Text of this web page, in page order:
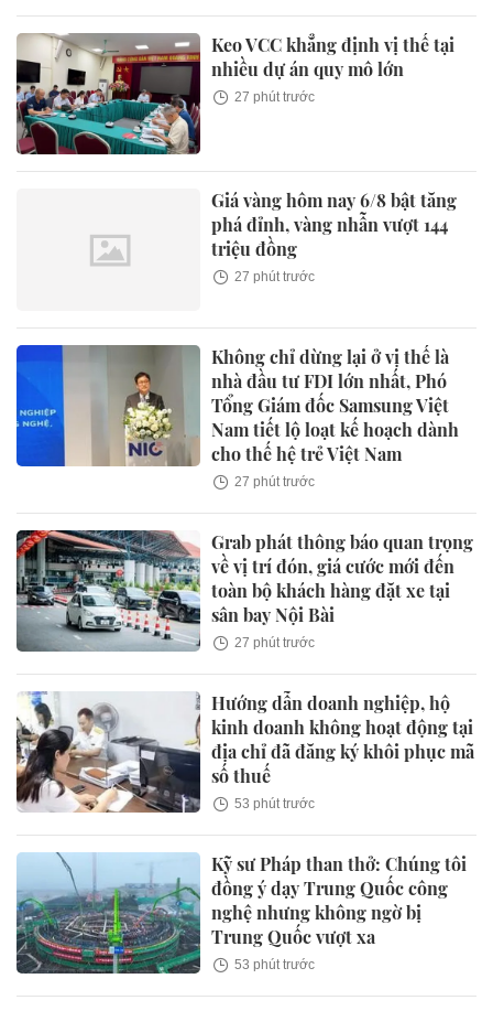
Keo VCC khẳng định vị thế tại
nhiều dự án quy mô lớn
27 phút trước
Giá vàng hôm nay 6/8 bật tăng
phá đỉnh, vàng nhẫn vượt 144
triệu đồng
27 phút trước
Không chỉ dừng lại ở vị thế là
nhà đầu tư FDI lớn nhất, Phó
Tổng Giám đốc Samsung Việt
Nam tiết lộ loạt kế hoạch dành
cho thế hệ trẻ Việt Nam
27 phút trước
Grab phát thông báo quan trọng
về vị trí đón, giá cước mới đến
toàn bộ khách hàng đặt xe tại
sân bay Nội Bài
27 phút trước
Hướng dẫn doanh nghiệp, hộ
kinh doanh không hoạt động tại
địa chỉ đã đăng ký khôi phục mã
số thuế
53 phút trước
Kỹ sư Pháp than thở: Chúng tôi
đồng ý dạy Trung Quốc công
nghệ nhưng không ngờ bị
Trung Quốc vượt xa
53 phút trước